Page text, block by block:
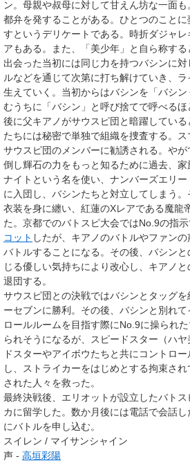
ン。母親や叔母に対して甘えん坊な一面
都弁を発することがある。ひとつのこと
すというデリケートである。時折ダジャ
アもある。また、「美少年」と自ら称する
出会った当初には同じ力を持つバシンに
ルなどを通じて次第に打ち解けていき、
生えていく。当初からはバシンを「バシ
むうちに「バシン」と呼び捨てで呼べるほ
後に父キアノがサウスピ団と暗躍してい
たちには秘密で単独で組織を捜査する。
サウスピ団のメンバーに勧誘される。や
倒し輝石の力をもっと知るために過去、家
ナイト という名を使い、ナンバーズエリー
に入団し、バシンたちと対立してしまう
衣装を身に纏い、紅蓮のXレアである魔龍
た。京都でのバトスピ大会ではNo.9の指
コット したが、キアノのバトルやファン
バトルすることになる。その後、バシン
じる優しい気持ちにより改心し、キアノ
退団する。
サウスピ団との決戦ではバシンとタッグ
ーセブンに勝利。その後、バシンと別れ
ロールルームを目指す際にNo.9に操られ
られそうになるが、スピードスター（ハ
ドスターやアイボウたちと共にコントロ
し、ストライカーをはじめとする拘束さ
された人々を救った。
最終決戦後、エリオットが設立したバト
カに留学した。数か月後には電話で会話
にバトルを申し込む。
スイレン / マイサンシャイン
声 - 高垣彩陽